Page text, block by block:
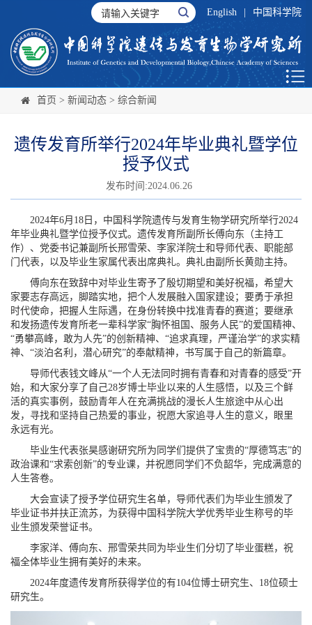
English 中国科学院
首页 > 新闻动态 > 综合新闻
遗传发育所举行2024年毕业典礼暨学位
授予仪式
发布时间:2024.06.26
2024年6月18日，中国科学院遗传与发育生物学研究所举行2024
年毕业典礼暨学位授予仪式。遗传发育所副所长傅向东（主持工
作）、党委书记兼副所长邢雪荣、李家洋院士和导师代表、职能部
门代表，以及毕业生家属代表出席典礼。典礼由副所长黄勋主持。
傅向东在致辞中对毕业生寄予了殷切期望和美好祝福，希望大
家要志存高远，脚踏实地，把个人发展融入国家建设；要勇于承担
时代使命，把握人生际遇，在身份转换中找准青春的赛道；要继承
和发扬遗传发育所老一辈科学家“胸怀祖国、服务人民”的爱国精神、
“勇攀高峰，敢为人先”的创新精神、“追求真理，严谨治学”的求实精
神、“淡泊名利，潜心研究”的奉献精神，书写属于自己的新篇章。
导师代表钱文峰从“一个人无法同时拥有青春和对青春的感受”开
始，和大家分享了自己28岁博士毕业以来的人生感悟，以及三个鲜
活的真实事例，鼓励青年人在充满挑战的漫长人生旅途中从心出
发，寻找和坚持自己热爱的事业，祝愿大家追寻人生的意义，眼里
永远有光。
毕业生代表张昊感谢研究所为同学们提供了宝贵的“厚德笃志”的
政治课和“求索创新”的专业课，并祝愿同学们不负韶华，完成满意的
人生答卷。
大会宣读了授予学位研究生名单，导师代表们为毕业生颁发了
毕业证书并扶正流苏，为获得中国科学院大学优秀毕业生称号的毕
业生颁发荣誉证书。
李家洋、傅向东、邢雪荣共同为毕业生们分切了毕业蛋糕，祝
福全体毕业生拥有美好的未来。
2024年度遗传发育所获得学位的有104位博士研究生、18位硕士
研究生。